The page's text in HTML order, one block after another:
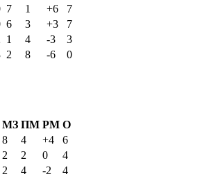
7 1 +6
7
6 3 +3
7
1 4 -3
3
2 8 -6
0
МЗ ПМ РМ О
8 4 +4
6
2 2 0
4
2 4 -2
4